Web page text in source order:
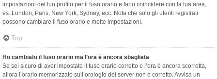
impostazioni del tuo profilo per il fuso orario e farlo coincidere con la tua area,
es. London, Paris, New York, Sydney, ecc. Nota che solo gli utenti registrati
possono cambiare il fuso orario e molte impostazioni.
Top
Ho cambiato il fuso orario ma l’ora è ancora sbagliata
Se sei sicuro di aver impostato il fuso orario corretto e l’ora è ancora scorretta,
allora l’orario memorizzato sull’orologio del server non è corretto. Avvisa un